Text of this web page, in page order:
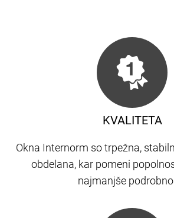
KVALITETA
Okna Internorm so trpežna,
obdelana, kar pomeni
najmanjše